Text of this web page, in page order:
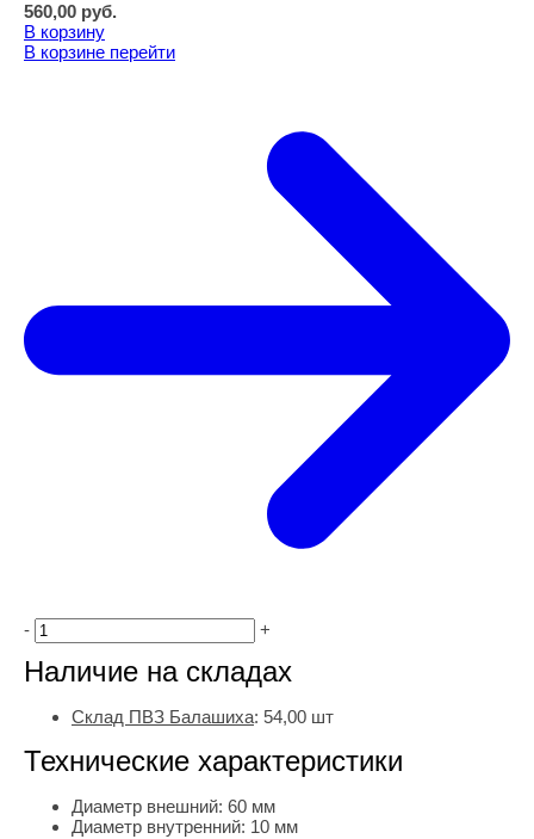
560,00 руб.
В корзину
В корзине перейти
- +
Наличие на складах
Склад ПВЗ Балашиха: 54,00 шт
Технические характеристики
Диаметр внешний: 60 мм
Диаметр внутренний: 10 мм